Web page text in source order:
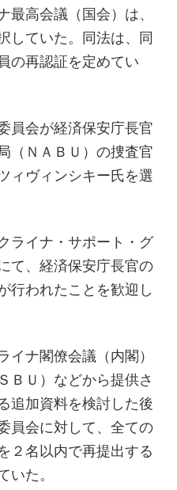
最高会議（国会）は、
していた。同法は、同
の再認証を定めてい
員会が経済保安庁長官
（ＮＡＢＵ）の捜査官
ィヴィンシキー氏を選
ライナ・サポート・グ
て、経済保安庁長官の
行われたことを歓迎し
イナ閣僚会議（内閣）
ＢＵ）などから提供さ
追加資料を検討した後
員会に対して、全ての
２名以内で再提出する
いた。